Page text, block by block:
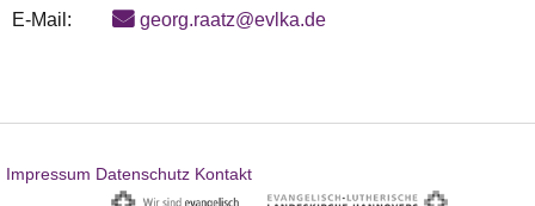
E-Mail: georg.raatz@evlka.de
Impressum Datenschutz Kontakt